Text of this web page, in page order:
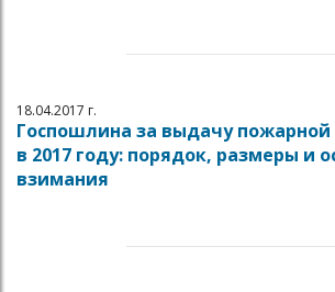
18.04.2017 г.
Госпошлина за выдачу
в 2017 году: порядок, размеры и
взимания